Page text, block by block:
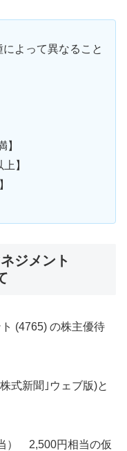
よって異なること
】
】
ジメント
(4765) の株主優待
式新聞｣ウェブ版)と
） 2,500円相当の仮